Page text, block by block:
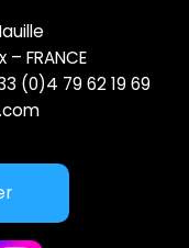
FRANCE
(0)4 79 62 19 69